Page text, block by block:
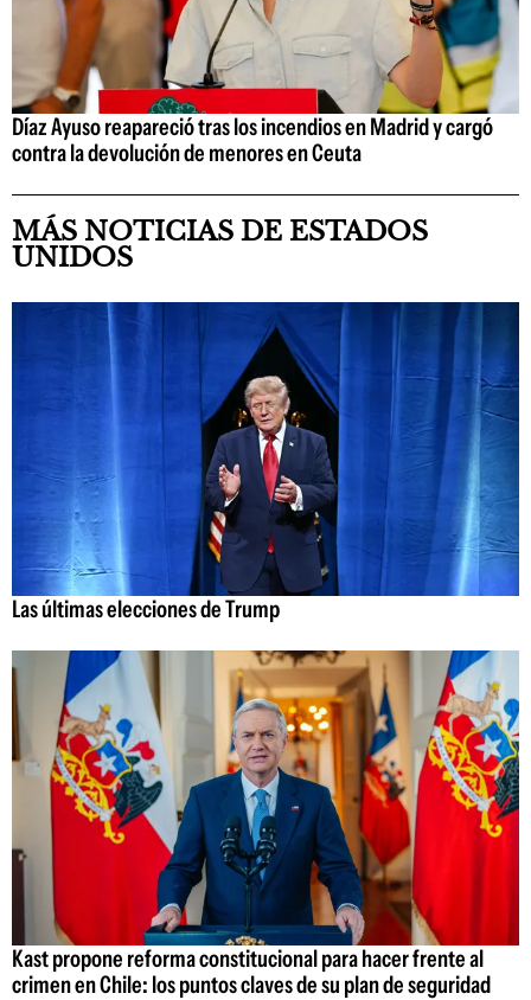
Díaz Ayuso reapareció tras los incendios en Madrid y cargó
contra la devolución de menores en Ceuta
MÁS NOTICIAS DE ESTADOS
UNIDOS
Las últimas elecciones de Trump
Kast propone reforma constitucional para hacer frente al
crimen en Chile: los puntos claves de su plan de seguridad